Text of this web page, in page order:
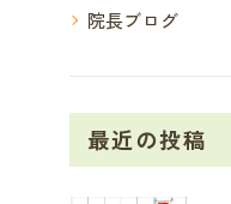
院長ブログ
最近の投稿